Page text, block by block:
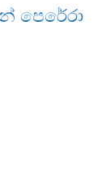
පෙරේරා